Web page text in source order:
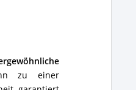
zu einer